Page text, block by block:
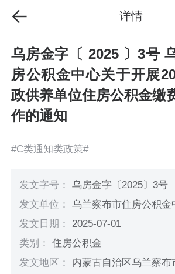
详情
乌房金字〔 2025 〕3号
房公积金中心关于开展
政供养单位住房公积金缴
作的通知
#C类通知类政策#
发文字号：乌房金字〔2025〕3号
发文单位：乌兰察布市住房公积金
发文日期： 2025-07-01
类别：住房公积金
发文地区： 内蒙古自治区乌兰察布